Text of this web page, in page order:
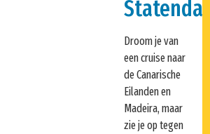
Statendam
Droom je van
een cruise naar
de Canarische
Eilanden en
Madeira, maar
zie je op tegen